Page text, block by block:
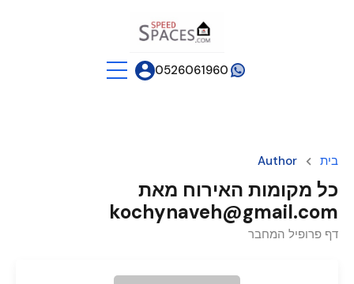
0526061960
בית Author
כל מקומות האירוח מאת
kochynaveh@gmail.com
דף פרופיל המחבר